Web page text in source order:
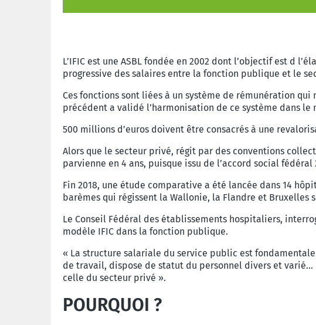
L’IFIC est une ASBL fondée en 2002 dont l’objectif est d
progressive des salaires entre la fonction publique et le
Ces fonctions sont liées à un système de rémunération
précédent a validé l’harmonisation de ce système dans
500 millions d’euros doivent être consacrés à une
Alors que le secteur privé, régit par des conventions
parvienne en 4 ans, puisque issu de l’accord social fédéral
Fin 2018, une étude comparative a été lancée dans 14
barèmes qui régissent la Wallonie, la Flandre et
Le Conseil Fédéral des établissements hospitaliers,
modèle IFIC dans la fonction publique.
« La structure salariale du service public est
de travail, dispose de statut du personnel divers et
celle du secteur privé ».
POURQUOI ?